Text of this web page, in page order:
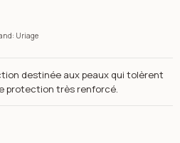
Uriage
destinée aux peaux qui tolèrent
protection très renforcé.